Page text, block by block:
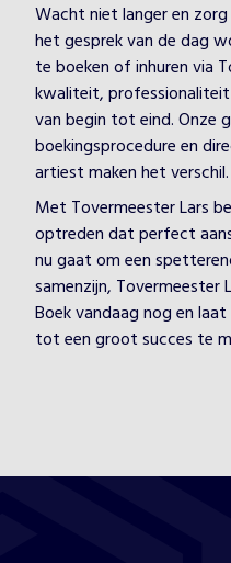
Wacht niet langer en
het gesprek van de dag
te boeken of inhuren via
kwaliteit, professionaliteit
van begin tot eind. Onze
boekingsprocedure en
artiest maken het verschil.
Met Tovermeester Lars
optreden dat perfect
nu gaat om een
samenzijn, Tovermeester
Boek vandaag nog en
tot een groot succes te